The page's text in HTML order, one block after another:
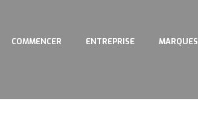
COMMENCER ENTREPRISE MARQUES